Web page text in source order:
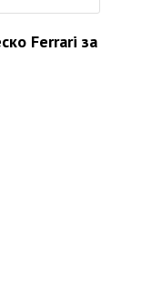
Ferrari за